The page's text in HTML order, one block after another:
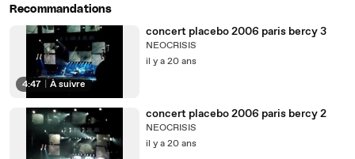
Recommandations
4:47 À suivre
concert placebo 2006 paris bercy 3
NEOCRISIS
il y a 20 ans
concert placebo 2006 paris bercy 2
NEOCRISIS
il y a 20 ans